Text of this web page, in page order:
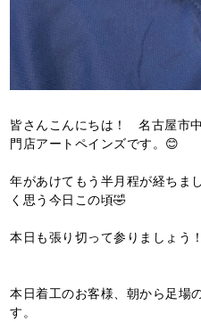
皆さんこんにちは！ 名古屋市
門店アートペインズです。😊
年があけてもう半月程が経ちま
く思う今日この頃🤣
本日も張り切って参りましょう！
本日着工のお客様、朝から足場
す。